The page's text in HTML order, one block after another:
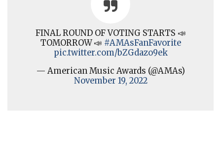
FINAL ROUND OF VOTING STARTS 📣
TOMORROW 📣 #AMAsFanFavorite
pic.twitter.com/bZGdazo9ek
— American Music Awards (@AMAs)
November 19, 2022